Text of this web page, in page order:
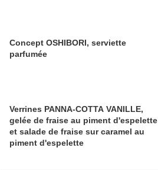
Concept OSHIBORI, serviette
parfumée
Verrines PANNA-COTTA VANILLE,
gelée de fraise au piment d'espelette
et salade de fraise sur caramel au
piment d'espelette